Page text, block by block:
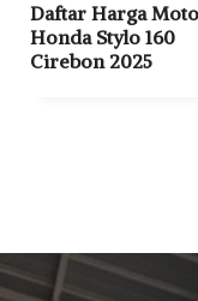
Daftar Harga
Honda Stylo 160
Cirebon 2025